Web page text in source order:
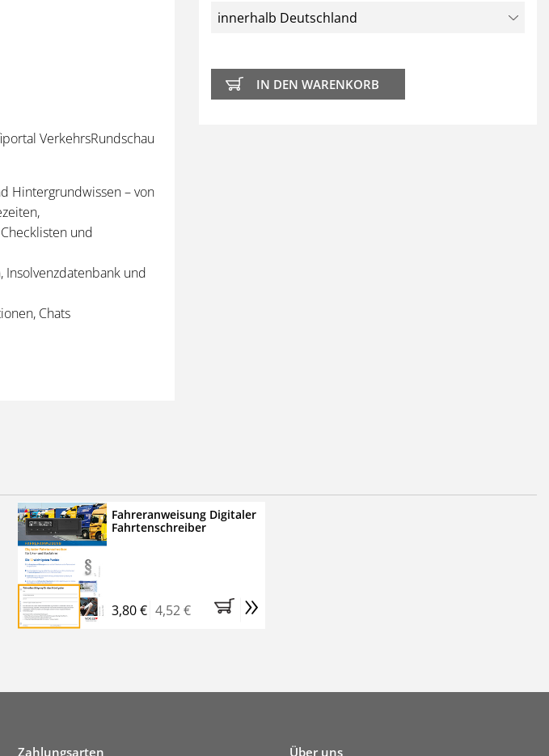
VerkehrsRundschau
Hintergrundwissen – von
und
Insolvenzdatenbank und
Chats
Abo für zwei
Nach 2 Monaten
automatisch, es
Fahreranweisung Digitaler
Fahrtenschreiber
3,80 € 4,52 € »
Zahlungsarten Über uns